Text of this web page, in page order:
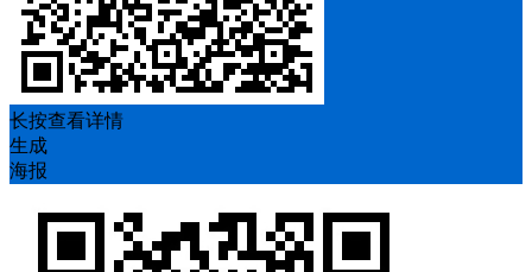
长按查看详情
生成
海报